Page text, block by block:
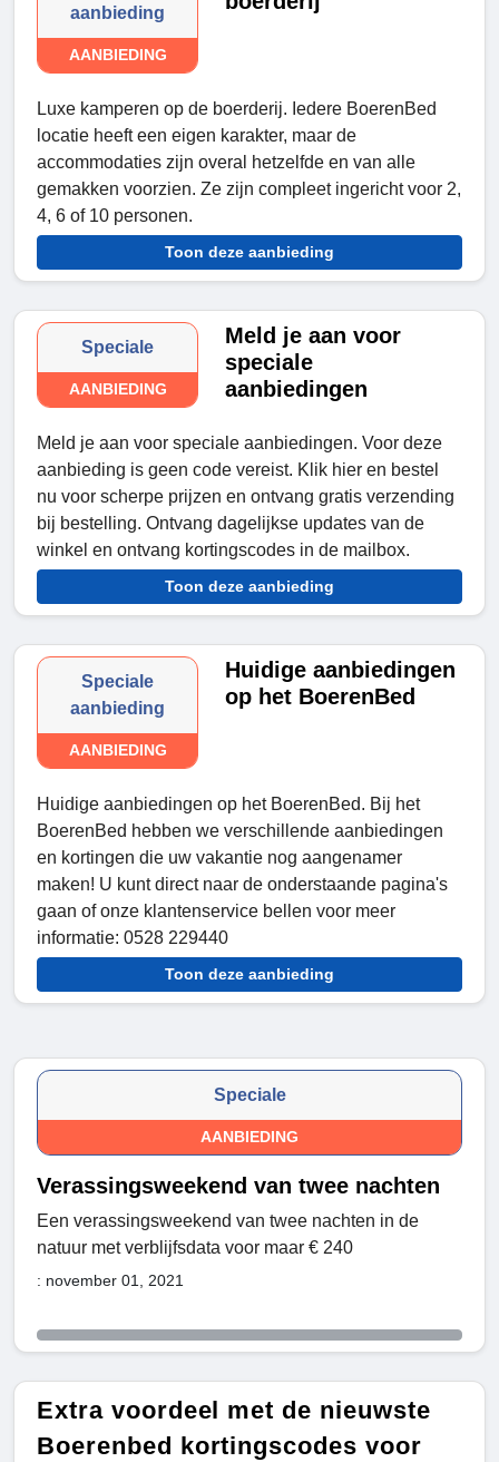
aanbieding
AANBIEDING
Luxe kamperen op de boerderij. Iedere BoerenBed
locatie heeft een eigen karakter, maar de
accommodaties zijn overal hetzelfde en van alle
gemakken voorzien. Ze zijn compleet ingericht voor 2,
4, 6 of 10 personen.
Toon deze aanbieding
Speciale
AANBIEDING
Meld je aan voor
speciale
aanbiedingen
Meld je aan voor speciale aanbiedingen. Voor deze
aanbieding is geen code vereist. Klik hier en bestel
nu voor scherpe prijzen en ontvang gratis verzending
bij bestelling. Ontvang dagelijkse updates van de
winkel en ontvang kortingscodes in de mailbox.
Toon deze aanbieding
Speciale
aanbieding
AANBIEDING
Huidige aanbiedingen
op het BoerenBed
Huidige aanbiedingen op het BoerenBed. Bij het
BoerenBed hebben we verschillende aanbiedingen
en kortingen die uw vakantie nog aangenamer
maken! U kunt direct naar de onderstaande pagina's
gaan of onze klantenservice bellen voor meer
informatie: 0528 229440
Toon deze aanbieding
Speciale
AANBIEDING
Verassingsweekend van twee nachten
Een verassingsweekend van twee nachten in de
natuur met verblijfsdata voor maar € 240
: november 01, 2021
Extra voordeel met de nieuwste
Boerenbed kortingscodes voor